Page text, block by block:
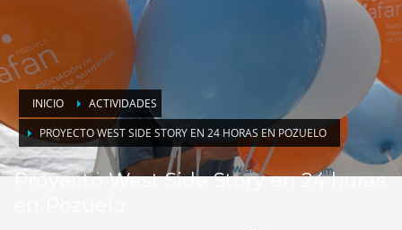
INICIO
ACTIVIDADES
PROYECTO WEST SIDE STORY EN 24 HORAS EN POZUELO
Proyecto West Side Story en 24 horas